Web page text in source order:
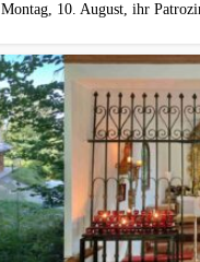
Montag, 10. August, ihr